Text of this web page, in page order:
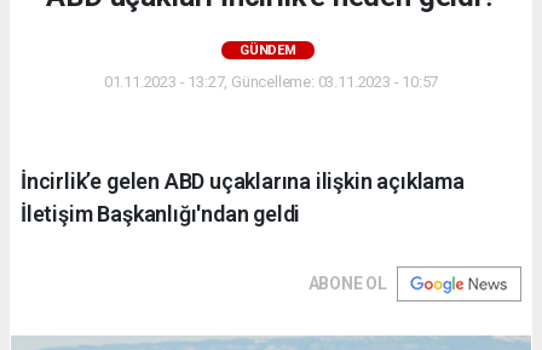
GÜNDEM
01.11.2023 - 13:27, Güncelleme: 03.11.2023 - 10:57
İncirlik’e gelen ABD uçaklarına ilişkin açıklama
İletişim Başkanlığı'ndan geldi
ABONE OL